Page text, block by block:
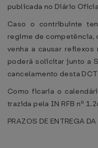
publicada no Diário
Caso o contribuinte
regime de competência,
venha a causar
poderá solicitar junto a
cancelamento desta
Como ficaria o
trazida pela IN RFB nº
PRAZOS DE ENTREGA